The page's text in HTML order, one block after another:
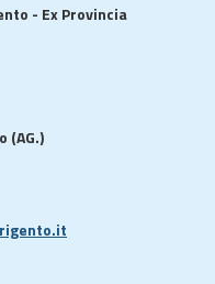
- Ex Provincia
(AG.)